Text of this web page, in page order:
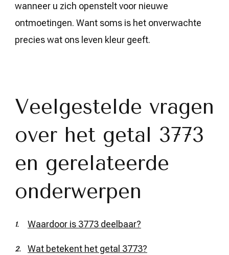
wanneer u zich openstelt voor nieuwe
ontmoetingen. Want soms is het onverwachte
precies wat ons leven kleur geeft.
Veelgestelde vragen
over het getal 3773
en gerelateerde
onderwerpen
Waardoor is 3773 deelbaar?
Wat betekent het getal 3773?